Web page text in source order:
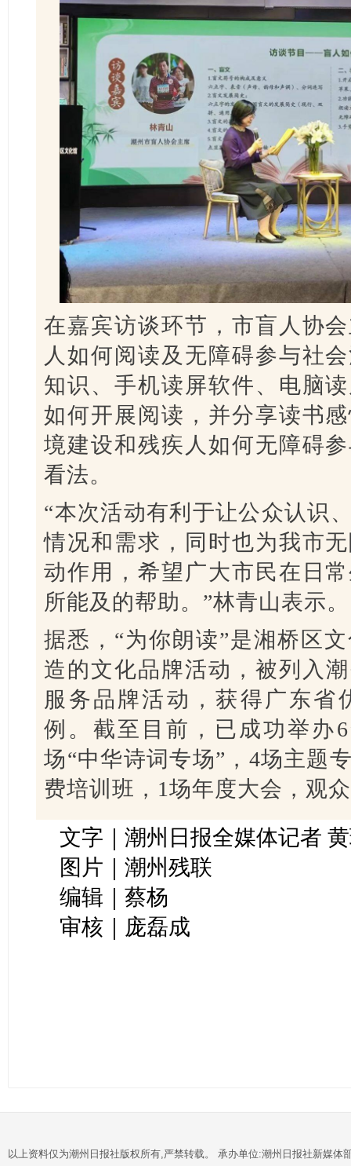
在嘉宾访谈环节，市盲人协
人如何阅读及无障碍参与社
知识、手机读屏软件、电脑
如何开展阅读，并分享读书
境建设和残疾人如何无障碍
看法。
“本次活动有利于让公众认识
情况和需求，同时也为我市
动作用，希望广大市民在日
所能及的帮助。”林青山表示。
据悉，“为你朗读”是湘桥区
造的文化品牌活动，被列入
服务品牌活动，获得广东省
例。截至目前，已成功举办
场“中华诗词专场”，4场主题
费培训班，1场年度大会，观
文字｜潮州日报全媒体记者
图片｜潮州残联
编辑｜蔡杨
审核｜庞磊成
以上资料仅为潮州日报社版权所有,严禁转载。 承办单位:潮州日报社新媒体